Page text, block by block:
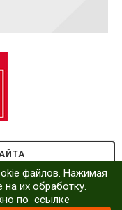
файлов. Нажимая
на их обработку.
по ссылке